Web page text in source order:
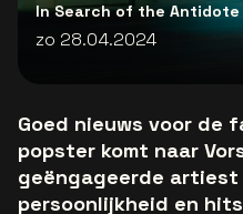
In Search of the Antidote
zo 28.04.2024
Goed nieuws voor de
popster komt naar
geëngageerde artiest
persoonlijkheid en